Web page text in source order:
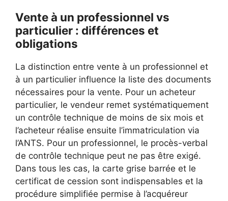
Vente à un professionnel vs
particulier : différences et
obligations
La distinction entre vente à un professionnel et
à un particulier influence la liste des documents
nécessaires pour la vente. Pour un acheteur
particulier, le vendeur remet systématiquement
un contrôle technique de moins de six mois et
l’acheteur réalise ensuite l’immatriculation via
l’ANTS. Pour un professionnel, le procès-verbal
de contrôle technique peut ne pas être exigé.
Dans tous les cas, la carte grise barrée et le
certificat de cession sont indispensables et la
procédure simplifiée permise à l’acquéreur